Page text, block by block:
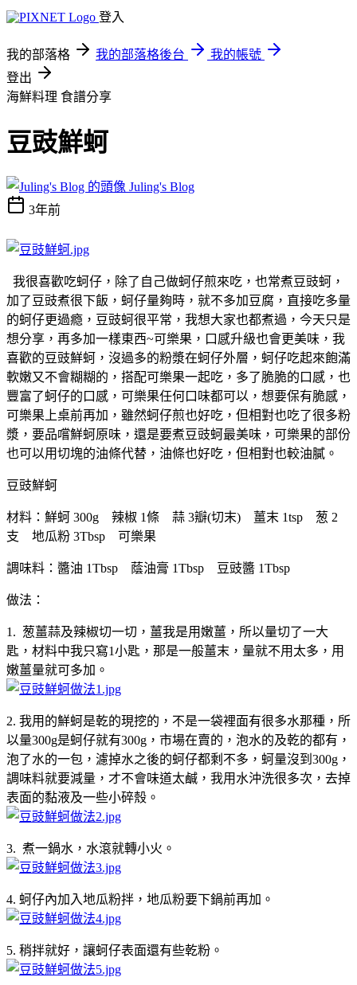
登入
我的部落格 我的部落格後台
我的帳號
登出
海鮮料理 食譜分享
豆豉鮮蚵
Juling's Blog
3年前
我很喜歡吃蚵仔，除了自己做蚵仔煎來吃，也常煮豆豉蚵，
加了豆豉煮很下飯，蚵仔量夠時，就不多加豆腐，直接吃多量
的蚵仔更過瘾，豆豉蚵很平常，我想大家也都煮過，今天只是
想分享，再多加一樣東西~可樂果，口感升級也會更美味，我
喜歡的豆豉鮮蚵，沒過多的粉漿在蚵仔外層，蚵仔吃起來飽滿
軟嫩又不會糊糊的，搭配可樂果一起吃，多了脆脆的口感，也
豐富了蚵仔的口感，可樂果任何口味都可以，想要保有脆感，
可樂果上桌前再加，雖然蚵仔煎也好吃，但相對也吃了很多粉
漿，要品嚐鮮蚵原味，還是要煮豆豉蚵最美味，可樂果的部份
也可以用切塊的油條代替，油條也好吃，但相對也較油膩。
豆豉鮮蚵
材料：鮮蚵 300g 辣椒 1條 蒜 3瓣(切末) 薑末 1tsp 葱 2
支 地瓜粉 3Tbsp 可樂果
調味料：醬油 1Tbsp 蔭油膏 1Tbsp 豆豉醬 1Tbsp
做法：
1. 葱薑蒜及辣椒切一切，薑我是用嫩薑，所以量切了一大
匙，材料中我只寫1小匙，那是一般薑末，量就不用太多，用
嫩薑量就可多加。
2. 我用的鮮蚵是乾的現挖的，不是一袋裡面有很多水那種，所
以量300g是蚵仔就有300g，市場在賣的，泡水的及乾的都有，
泡了水的一包，濾掉水之後的蚵仔都剩不多，蚵量沒到300g，
調味料就要減量，才不會味道太鹹，我用水沖洗很多次，去掉
表面的黏液及一些小碎殼。
3. 煮一鍋水，水滾就轉小火。
4. 蚵仔內加入地瓜粉拌，地瓜粉要下鍋前再加。
5. 稍拌就好，讓蚵仔表面還有些乾粉。